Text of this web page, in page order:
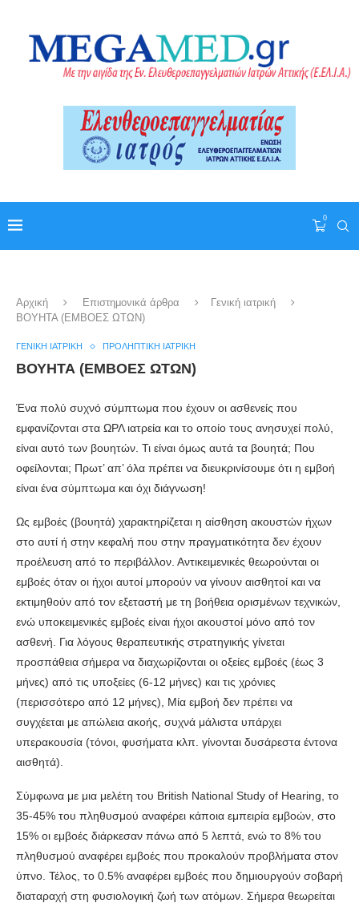
0
Αρχική Επιστημονικά άρθρα
Γενική ιατρική
ΒΟΥΗΤΑ (ΕΜΒΟΕΣ ΩΤΩΝ)
ΓΕΝΙΚΉ ΙΑΤΡΙΚΉ ΠΡΟΛΗΠΤΙΚΉ ΙΑΤΡΙΚΉ
ΒΟΥΗΤΑ (ΕΜΒΟΕΣ ΩΤΩΝ)
Ένα πολύ συχνό σύμπτωμα που έχουν οι ασθενείς που
εμφανίζονται στα ΩΡΛ ιατρεία και το οποίο τους ανησυχεί πολύ,
είναι αυτό των βουητών. Τι είναι όμως αυτά τα βουητά; Που
οφείλονται; Πρωτ’ απ’ όλα πρέπει να διευκρινίσουμε ότι η εμβοή
είναι ένα σύμπτωμα και όχι διάγνωση!
Ως εμβοές (βουητά) χαρακτηρίζεται η αίσθηση ακουστών ή­χων
στο αυτί ή στην κεφαλή που στην πραγματικότητα δεν έχουν
προέλευση από το περιβάλλον. Αντικειμενικές θεωρούνται οι
εμβοές όταν οι ήχοι αυτοί μπορούν να γίνουν αισθητοί και να
εκτιμη­θούν από τον εξεταστή με τη βοήθεια ορισμένων τεχνι­κών,
ενώ υποκειμενικές εμβοές είναι ήχοι ακουστοί μό­νο από τον
ασθενή. Για λόγους θεραπευτικής στρατηγικής γίνεται
προσπάθεια σήμερα να διαχωρίζο­νται οι οξείες εμβοές (έως 3
μήνες) από τις υποξείες (6-12 μήνες) και τις χρόνιες
(περισσότερο από 12 μήνες), Μία εμβοή δεν πρέπει να
συγχέεται με απώλεια ακοής, συχνά μάλιστα υ­πάρχει
υπερακουσία (τόνοι, φυσήματα κλπ. γίνονται δυσάρεστα έντονα
αισθητά).
Σύμφωνα με μια μελέτη του British National Study of Hearing, το
35-45% του πληθυσμού αναφέρει κάποια ε­μπειρία εμβοών, στο
15% οι εμβοές διάρκεσαν πάνω α­πό 5 λεπτά, ενώ το 8% του
πληθυσμού αναφέρει εμβοές που προκαλούν προβλήματα στον
ύπνο. Τέλος, το 0.5% αναφέρει εμβοές που δημιουργούν σοβαρή
διαταραχή στη φυσιολογική ζωή των ατόμων. Σήμερα θεωρείται